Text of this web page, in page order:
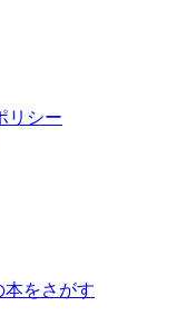
リシー
本をさがす